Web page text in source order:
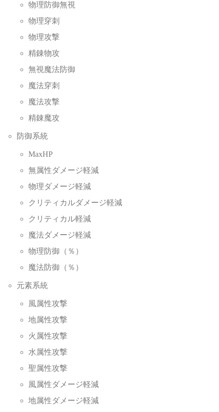
物理防御無視
物理穿刺
物理攻撃
精錬物攻
無視魔法防御
魔法穿刺
魔法攻撃
精錬魔攻
防御系統
MaxHP
無属性ダメージ軽減
物理ダメージ軽減
クリティカルダメージ軽減
クリティカル軽減
魔法ダメージ軽減
物理防御（％）
魔法防御（％）
元素系統
風属性攻撃
地属性攻撃
火属性攻撃
水属性攻撃
聖属性攻撃
風属性ダメージ軽減
地属性ダメージ軽減